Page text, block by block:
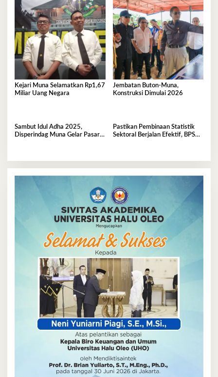
Kejari Muna Selamatkan Rp1,67
Miliar Uang Negara
Jembatan Buton-Muna,
Konstruksi Dimulai 2026
Sambut Idul Adha 2025,
Disperindag Muna Gelar Pasar
Pastikan Pembinaan Statistik
Sektoral Berjalan Efektif, BPS